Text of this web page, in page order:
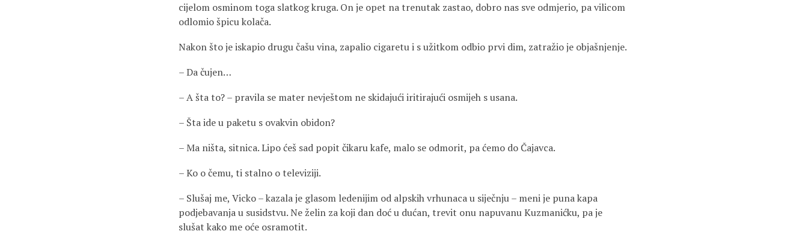
cijelom osminom toga slatkog kruga. On je opet na trenutak zastao, dobro nas sve odmjerio, pa vilicom
odlomio špicu kolača.
Nakon što je iskapio drugu čašu vina, zapalio cigaretu i s užitkom odbio prvi dim, zatražio je objašnjenje.
– Da čujen…
– A šta to? – pravila se mater nevještom ne skidajući iritirajući osmijeh s usana.
– Šta ide u paketu s ovakvin obidon?
– Ma ništa, sitnica. Lipo ćeš sad popit čikaru kafe, malo se odmorit, pa ćemo do Čajavca.
– Ko o čemu, ti stalno o televiziji.
– Slušaj me, Vicko – kazala je glasom ledenijim od alpskih vrhunaca u siječnju – meni je puna kapa
podjebavanja u susidstvu. Ne želin za koji dan doć u dućan, trevit onu napuvanu Kuzmanićku, pa je
slušat kako me oće osramotit.